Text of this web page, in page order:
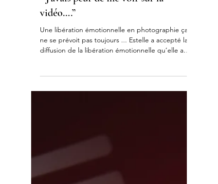
Témoignage libération émotionnelle:
vidéo….”
Une libération émotionnelle en photographie ça
message que j’ai pu découvrir sur Whatsapp il y a